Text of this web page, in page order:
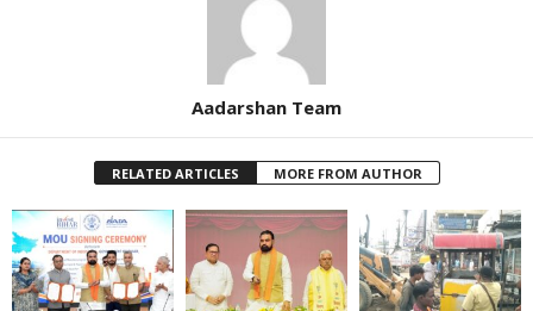
Aadarshan Team
RELATED ARTICLES MORE FROM AUTHOR